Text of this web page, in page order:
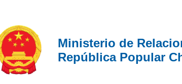
Ministerio de
República Popular